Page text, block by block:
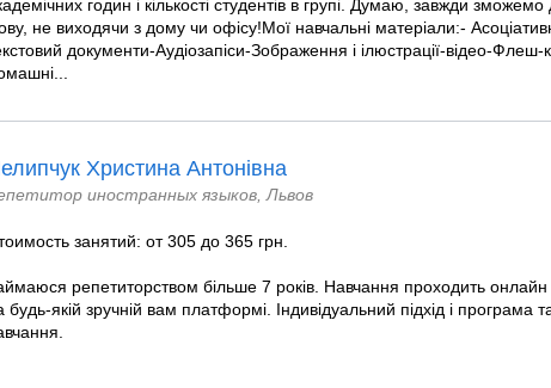
годин і кількості студентів в групі. Думаю, завжди
не виходячи з дому чи офісу!Мої навчальні матеріали:-
документи-Аудіозапіси-Зображення і ілюстрації-відео-
Христина Антонівна
иностранных языков, Львов
занятий: от 305 до 365 грн.
репетиторством більше 7 років. Навчання проходить онлайн
будь-якій зручній вам платформі. Індивідуальний підхід і програма